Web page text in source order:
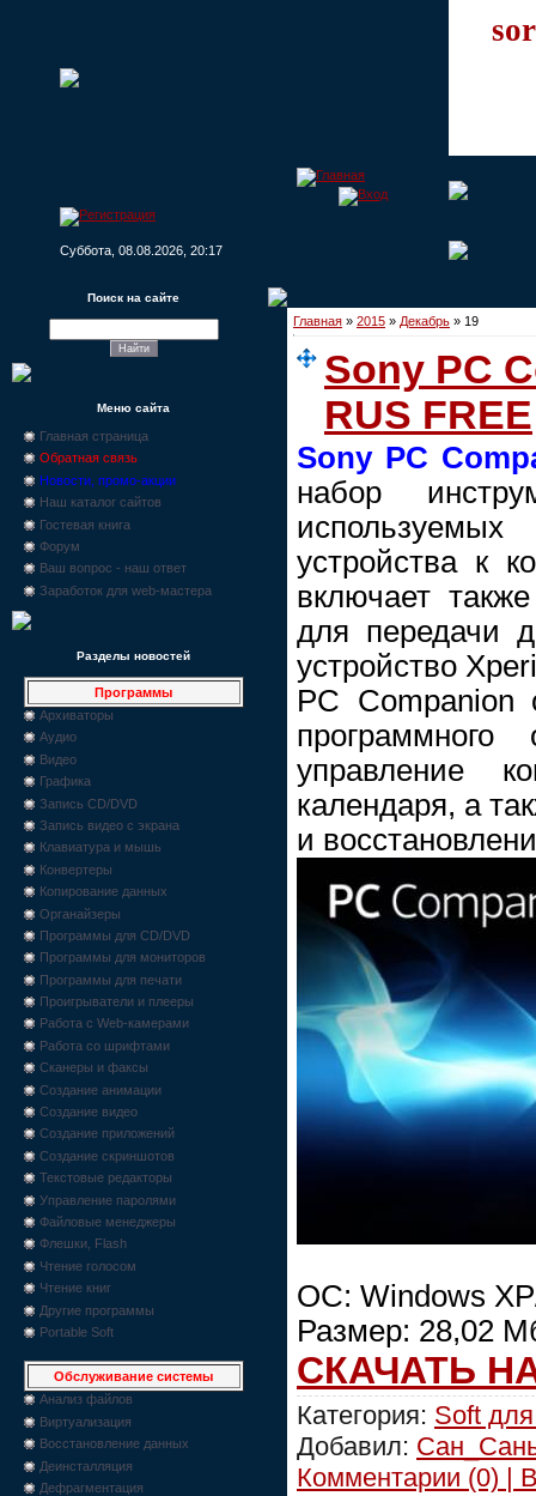
Суббота, 08.08.2026, 20:17
Поиск на сайте
Меню сайта
Главная страница
Обратная связь
Новости, промо-акции
Наш каталог сайтов
Гостевая книга
Форум
Ваш вопрос - наш ответ
Заработок для web-мастера
Разделы новостей
Программы
Архиваторы
Аудио
Видео
Графика
Запись CD/DVD
Запись видео с экрана
Клавиатура и мышь
Конвертеры
Копирование данных
Органайзеры
Программы для CD/DVD
Программы для мониторов
Программы для печати
Проигрыватели и плееры
Работа с Web-камерами
Работа со шрифтами
Сканеры и факсы
Создание анимации
Создание видео
Создание приложений
Создание скриншотов
Текстовые редакторы
Управление паролями
Файловые менеджеры
Флешки, Flash
Чтение голосом
Чтение книг
Другие программы
Portable Soft
Обслуживание системы
Анализ файлов
Виртуализация
Восстановление данных
Деинсталляция
Дефрагментация
Главная » 2015 » Декабрь » 19
Sony PC
RUS FREE
Sony PC
набор
устройства к
включает
для передачи
устройство
PC Companion
программного
управление
календаря, а
и
ОС: Windows
Размер: 28,02
СКАЧАТЬ
Категория: Soft
Добавил:
Комментарии (0) |